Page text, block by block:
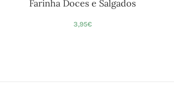
Farinha Doces e Salgados
3,95€